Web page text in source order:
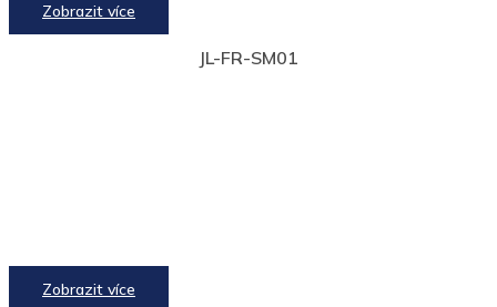
Zobrazit více
JL-FR-SM01
Zobrazit více